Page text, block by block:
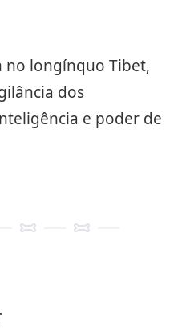
no longínquo Tibet,
dos
e poder de